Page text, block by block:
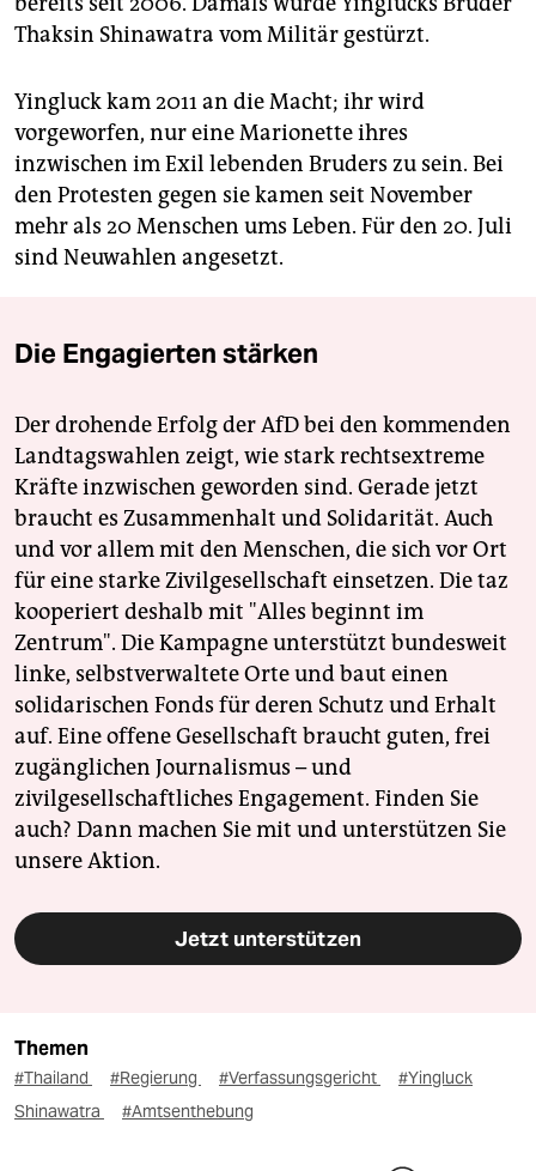
Thaksin Shinawatra vom Militär gestürzt.
Yingluck kam 2011 an die Macht; ihr wird
vorgeworfen, nur eine Marionette ihres
inzwischen im Exil lebenden Bruders zu sein. Bei
den Protesten gegen sie kamen seit November
mehr als 20 Menschen ums Leben. Für den 20. Juli
sind Neuwahlen angesetzt.
Die Engagierten stärken
Der drohende Erfolg der AfD bei den kommenden
Landtagswahlen zeigt, wie stark rechtsextreme
Kräfte inzwischen geworden sind. Gerade jetzt
braucht es Zusammenhalt und Solidarität. Auch
und vor allem mit den Menschen, die sich vor Ort
für eine starke Zivilgesellschaft einsetzen. Die taz
kooperiert deshalb mit "Alles beginnt im
Zentrum". Die Kampagne unterstützt bundesweit
linke, selbstverwaltete Orte und baut einen
solidarischen Fonds für deren Schutz und Erhalt
auf. Eine offene Gesellschaft braucht guten, frei
zugänglichen Journalismus – und
zivilgesellschaftliches Engagement. Finden Sie
auch? Dann machen Sie mit und unterstützen Sie
unsere Aktion.
Jetzt unterstützen
Themen
#Thailand #Regierung #Verfassungsgericht
#Yingluck
Shinawatra
#Amtsenthebung